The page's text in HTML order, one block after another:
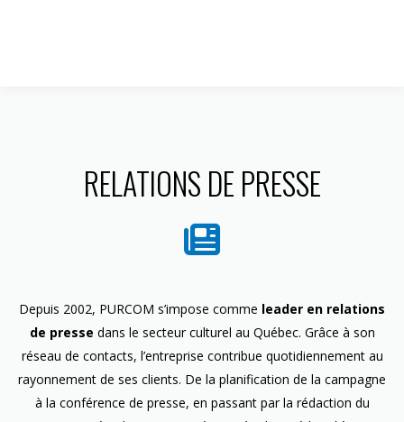
RELATIONS DE PRESSE
Depuis 2002, PURCOM s’impose comme leader en relations
de presse dans le secteur culturel au Québec. Grâce à son
réseau de contacts, l’entreprise contribue quotidiennement au
rayonnement de ses clients. De la planification de la campagne
à la conférence de presse, en passant par la rédaction du